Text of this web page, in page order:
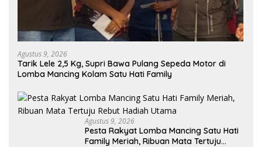
Agustus 9, 2026
Tarik Lele 2,5 Kg, Supri Bawa Pulang Sepeda Motor di
Lomba Mancing Kolam Satu Hati Family
Agustus 9, 2026
Pesta Rakyat Lomba Mancing Satu Hati
Family Meriah, Ribuan Mata Tertuju